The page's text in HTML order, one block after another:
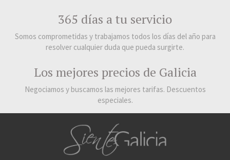
365 días a tu servicio
Somos comprometidas y trabajamos todos los días del año para
resolver cualquier duda que pueda surgirte.
Los mejores precios de Galicia
Negociamos y buscamos las mejores tarifas. Descuentos
especiales.